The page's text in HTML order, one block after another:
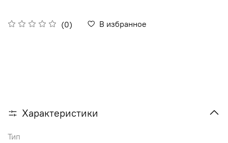
(0) В избранное
Характеристики
Тип